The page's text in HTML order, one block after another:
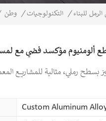
وطن / التكنولوجيات / للبناء
ألومنيوم مؤكسد فضي مع لمسة
بسطح رملي، مثالية للمشاريع
Custom Aluminum